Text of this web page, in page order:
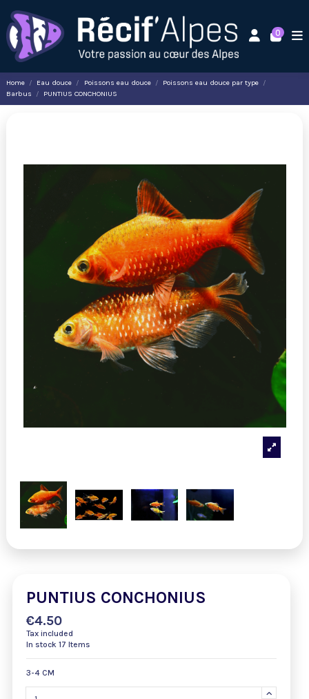
0
Home Eau douce Poissons eau douce
Poissons eau douce par type
Barbus
PUNTIUS CONCHONIUS
PUNTIUS CONCHONIUS
€4.50
Tax included
In stock 17 Items
3-4 CM